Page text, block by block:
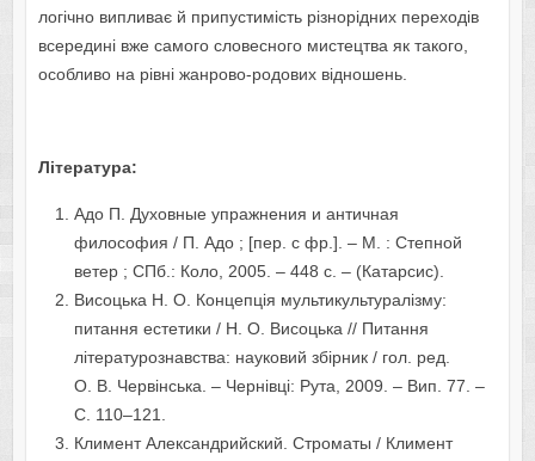
логічно випливає й припустимість різнорідних переходів
всередині вже самого словесного мистецтва як такого,
особливо на рівні жанрово-родових відношень.
Література:
Адо П. Духовные упражнения и античная
философия / П. Адо ; [пер. с фр.]. – М. : Степной
ветер ; СПб.: Коло, 2005. – 448 с. – (Катарсис).
Висоцька Н. О. Концепція мультикультуралізму:
питання естетики / Н. О. Висоцька // Питання
літературознавства: науковий збірник / гол. ред.
О. В. Червінська. – Чернівці: Рута, 2009. – Вип. 77. –
С. 110–121.
Климент Александрийский. Строматы / Климент